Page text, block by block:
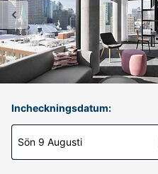
Incheckningsdatum:
Sön 9 Augusti